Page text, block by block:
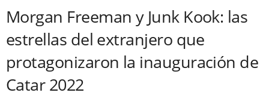
Morgan Freeman y Junk Kook: las
estrellas del extranjero que
protagonizaron la inauguración de
Catar 2022